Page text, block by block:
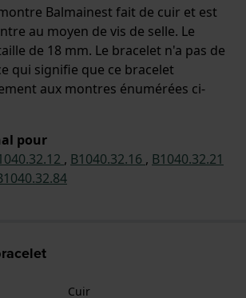
Balmainest fait de cuir et est
au moyen de vis de selle. Le
de 18 mm. Le bracelet n'a pas de
qui signifie que ce bracelet
aux montres énumérées ci-
pour
, B1040.32.16 , B1040.32.21
Cuir